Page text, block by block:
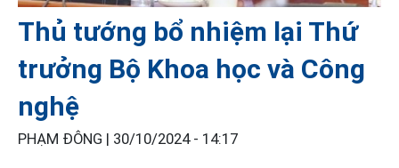
Thủ tướng bổ nhiệm lại Thứ
trưởng Bộ Khoa học và Công
nghệ
PHẠM ĐÔNG | 30/10/2024 - 14:17